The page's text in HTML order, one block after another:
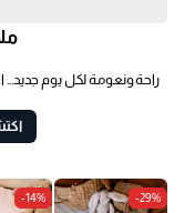
راحة ونعومة لكل يوم جديد…
-29%
-14%